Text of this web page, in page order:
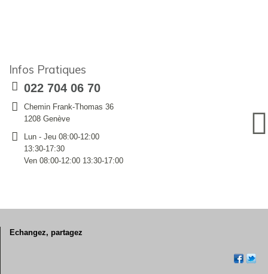
Infos Pratiques
022 704 06 70
Chemin Frank-Thomas 36
1208 Genève
Lun - Jeu 08:00-12:00
13:30-17:30
Ven 08:00-12:00 13:30-17:00
Echangez, partagez